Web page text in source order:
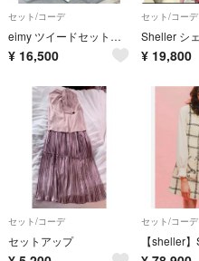
セット/コーデ
eimy ツイードセットアップスーツ
¥ 16,500
セット/コーデ
¥ 19,800
セット/コーデ
セットアップ
セット/コーデ